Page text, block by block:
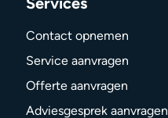
Contact opnemen
Service aanvragen
Offerte aanvragen
Adviesgesprek aanvragen